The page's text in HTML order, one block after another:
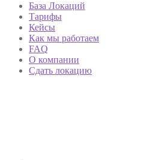
База Локаций
Тарифы
Кейсы
Как мы работаем
FAQ
О компании
Сдать локацию